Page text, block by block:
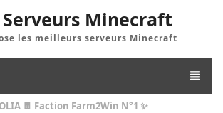
Minecraft
les meilleurs serveurs Minecraft
🍫 Faction Farm2Win N°1 ✨